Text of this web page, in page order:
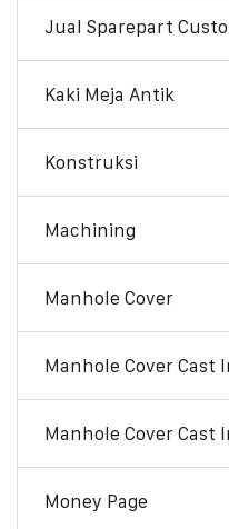
Jual Sparepart
Kaki Meja Antik
Konstruksi
Machining
Manhole Cover
Manhole Cover Cast
Manhole Cover Cast
Money Page